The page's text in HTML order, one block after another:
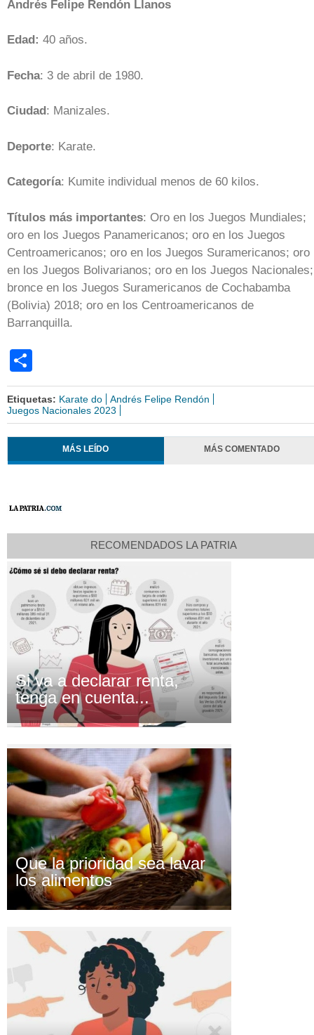
Andrés Felipe Rendón Llanos
Edad: 40 años.
Fecha: 3 de abril de 1980.
Ciudad: Manizales.
Deporte: Karate.
Categoría: Kumite individual menos de 60 kilos.
Títulos más importantes: Oro en los Juegos Mundiales;
oro en los Juegos Panamericanos; oro en los Juegos
Centroamericanos; oro en los Juegos Suramericanos; oro
en los Juegos Bolivarianos; oro en los Juegos Nacionales;
bronce en los Juegos Suramericanos de Cochabamba
(Bolivia) 2018; oro en los Centroamericanos de
Barranquilla.
Etiquetas: Karate do
Andrés Felipe Rendón
Juegos Nacionales 2023
MÁS LEÍDO MÁS COMENTADO
RECOMENDADOS LA PATRIA
Si va a declarar renta,
tenga en cuenta...
Que la prioridad sea lavar
los alimentos